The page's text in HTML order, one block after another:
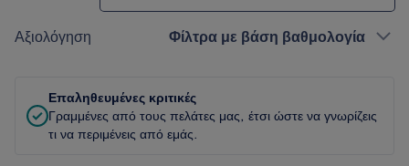
Αξιολόγηση Φίλτρα με βάση βαθμολογία
Επαληθευμένες κριτικές
Γραμμένες από τους πελάτες μας, έτσι ώστε να γνωρίζεις
τι να περιμένεις από εμάς.